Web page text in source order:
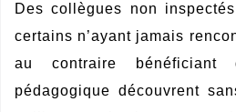
Des collègues non
certains n’ayant jamais
au contraire bénéficiant
pédagogique découvrent